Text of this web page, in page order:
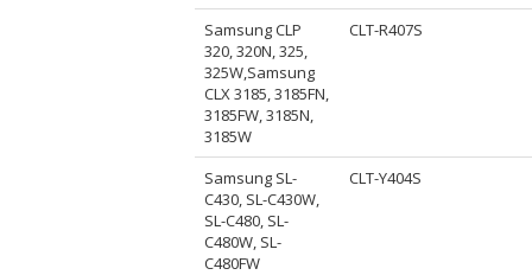
Samsung CLP
320, 320N, 325,
325W,Samsung
CLX 3185, 3185FN,
3185FW, 3185N,
3185W
CLT-R407S
Samsung SL-
C430, SL-C430W,
SL-C480, SL-
C480W, SL-
C480FW
CLT-Y404S